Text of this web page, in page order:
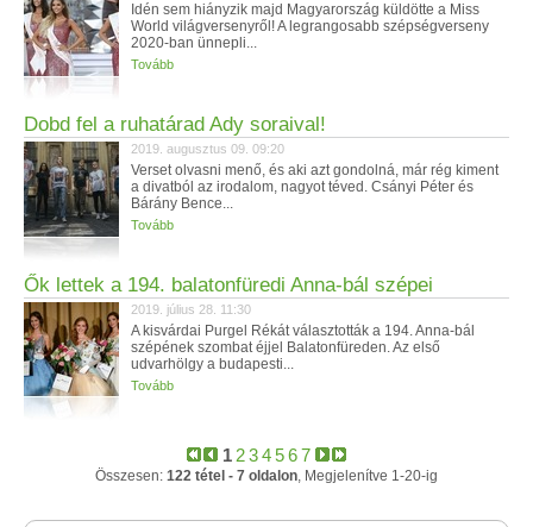
Idén sem hiányzik majd Magyarország küldötte a Miss
World világversenyről! A legrangosabb szépségverseny
2020-ban ünnepli...
Tovább
Dobd fel a ruhatárad Ady soraival!
2019. augusztus 09. 09:20
Verset olvasni menő, és aki azt gondolná, már rég kiment
a divatból az irodalom, nagyot téved. Csányi Péter és
Bárány Bence...
Tovább
Ők lettek a 194. balatonfüredi Anna-bál szépei
2019. július 28. 11:30
A kisvárdai Purgel Rékát választották a 194. Anna-bál
szépének szombat éjjel Balatonfüreden. Az első
udvarhölgy a budapesti...
Tovább
1 234567
Összesen: 122 tétel - 7 oldalon, Megjelenítve 1-20-ig